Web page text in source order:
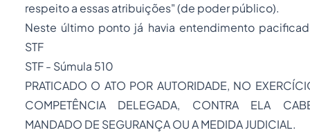
respeito a essas atribuições" (de poder público).
Neste último ponto já havia entendimento
STF
STF - Súmula 510
PRATICADO O ATO POR AUTORIDADE, NO
COMPETÊNCIA DELEGADA, CONTRA ELA
MANDADO DE SEGURANÇA OU A MEDIDA JUDICIAL.